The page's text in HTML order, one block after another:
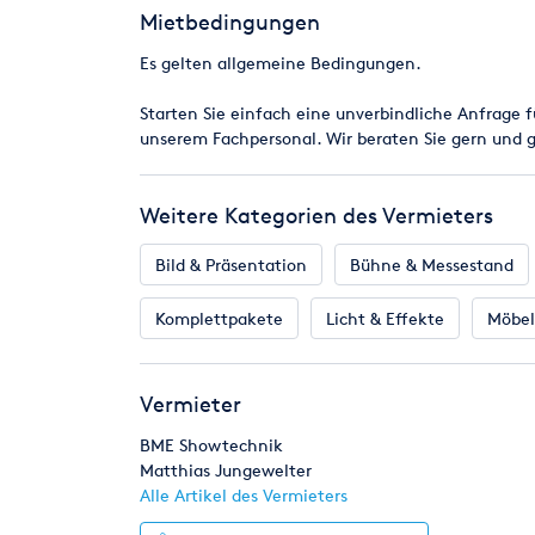
-3 Microfone, kabelgebunden mit je ca. 10 m
Eine Beschallungsanlage ist wegen der
Wir sind ein moderner, langjährig erfahrener
gewünschten Ort in Deutschland, bereit.
Selbstverständlich bieten wir Ihnen ebenfalls
Hochleistungsbeamer, verschiedene Leinwände,
Lichtanlagen, Movingheads, Traversen etc.
Mietbedingungen
Es gelten allgemeine Bedingungen.
Starten Sie einfach eine unverbindliche Anfrage
unserem Fachpersonal. Wir beraten Sie gern
Weitere Kategorien des Vermieters
Bild & Präsentation Bühne & Messestand
Komplettpakete Licht & Effekte Möbel
Vermieter
BME Showtechnik
Matthias Jungewelter
Alle Artikel des Vermieters